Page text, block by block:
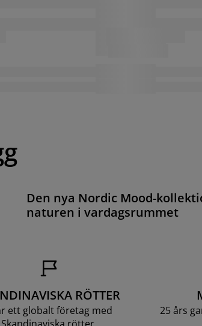
Den nya Nordic Mood-
naturen i vardagsrummet
RÖTTER
ett globalt företag med
25 års